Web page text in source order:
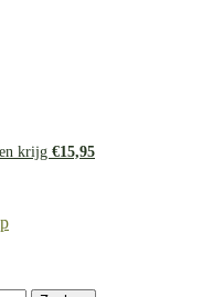
krijg €15,95